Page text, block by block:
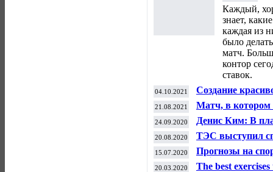
Каждый,
знает,
каждая из
было
матч.
контор
ставок.
04.10.2021
Создание
фармакологии —
стероидов
21.08.2021
Матч, в котором
вернуться в
Старого Света
24.09.2020
Денис Ким: В
России в ноябре
20.08.2020
ТЭС выступил
велоспорту
15.07.2020
Прогнозы на
Insider
20.03.2020 The best